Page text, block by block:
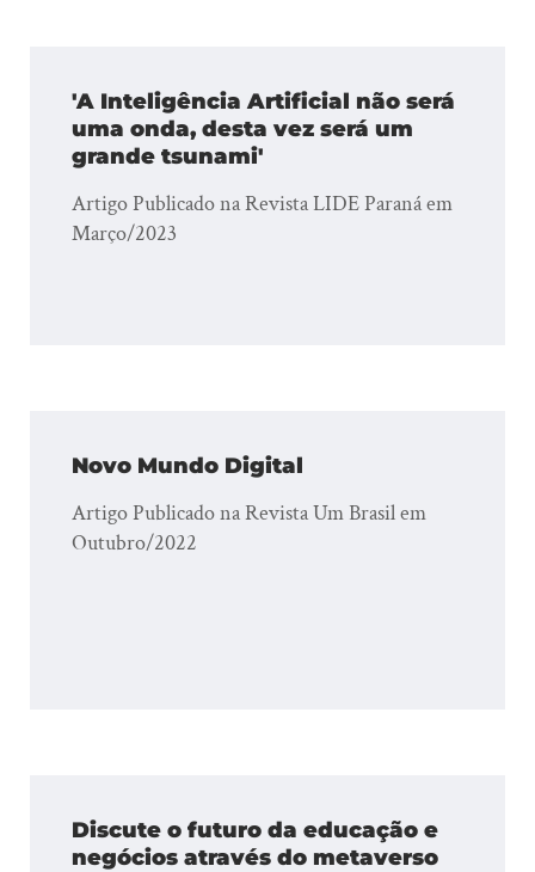
'A Inteligência Artificial não será
uma onda, desta vez será um
grande tsunami'
Artigo Publicado na Revista LIDE Paraná em
Março/2023
Novo Mundo Digital
Artigo Publicado na Revista Um Brasil em
Outubro/2022
Discute o futuro da educação e
negócios através do metaverso